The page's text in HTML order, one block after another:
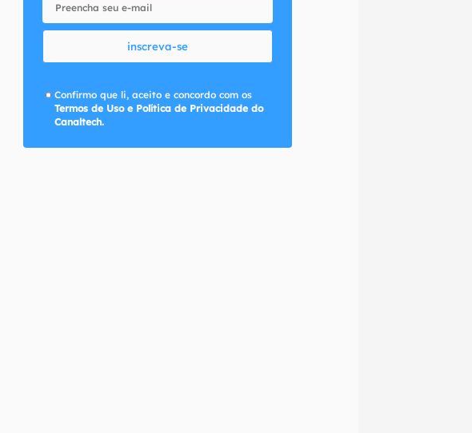
inscreva-se
Confirmo que li, aceito e concordo com os
Termos de Uso e Política de Privacidade do
Canaltech.